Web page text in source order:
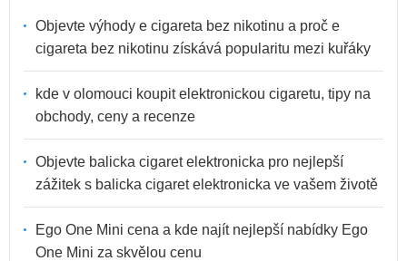
Objevte výhody e cigareta bez nikotinu a proč e
cigareta bez nikotinu získává popularitu mezi kuřáky
kde v olomouci koupit elektronickou cigaretu, tipy na
obchody, ceny a recenze
Objevte balicka cigaret elektronicka pro nejlepší
zážitek s balicka cigaret elektronicka ve vašem životě
Ego One Mini cena a kde najít nejlepší nabídky Ego
One Mini za skvělou cenu